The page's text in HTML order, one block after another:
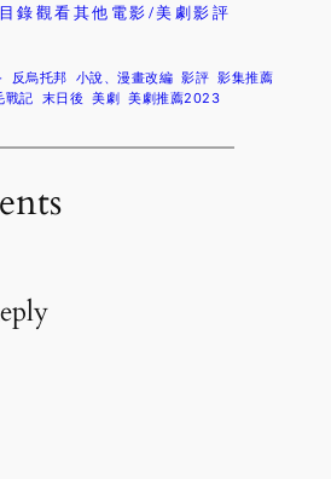
錄觀看其他電影/美劇影評
反烏托邦 小說、漫畫改編 影評 影集推薦
戰記 末日後 美劇 美劇推薦2023